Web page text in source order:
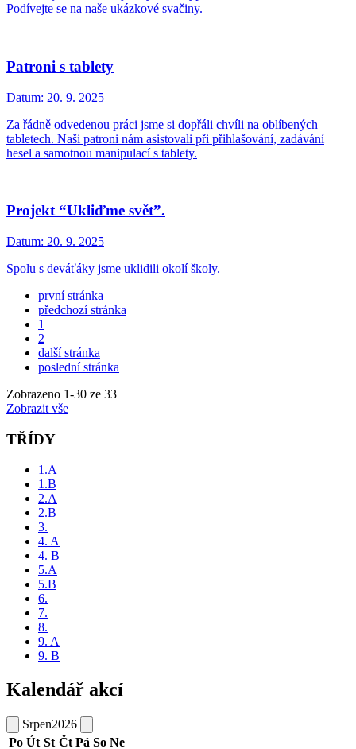
Podívejte se na naše ukázkové svačiny.
Patroni s tablety
Datum: 20. 9. 2025
Za řádně odvedenou práci jsme si dopřáli chvíli na oblíbených
tabletech. Naši patroni nám asistovali při přihlašování, zadávání
hesel a samotnou manipulací s tablety.
Projekt “Ukliďme svět”.
Datum: 20. 9. 2025
Spolu s deváťáky jsme uklidili okolí školy.
první stránka
předchozí stránka
1
2
další stránka
poslední stránka
Zobrazeno 1-30 ze 33
Zobrazit vše
TŘÍDY
1.A
1.B
2.A
2.B
3.
4. A
4. B
5.A
5.B
6.
7.
8.
9. A
9. B
Kalendář akcí
Srpen2026
Po Út St Čt Pá So Ne